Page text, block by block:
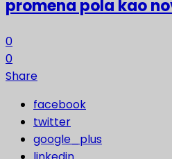
promena pola kao
0
0
Share
facebook
twitter
google_plus